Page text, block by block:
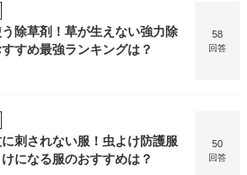
除草剤！草が生えない強力除
すめ最強ランキングは？
58
回答
刺されない服！虫よけ防護服
になる服のおすすめは？
50
回答